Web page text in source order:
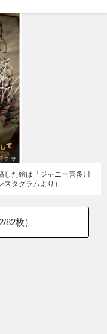
た絵は「ジャニー喜多川
タグラムより）
/82枚）